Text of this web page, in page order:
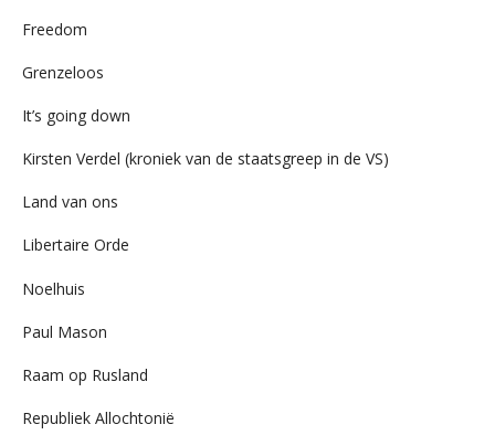
Freedom
Grenzeloos
It’s going down
Kirsten Verdel (kroniek van de staatsgreep in de VS)
Land van ons
Libertaire Orde
Noelhuis
Paul Mason
Raam op Rusland
Republiek Allochtonië